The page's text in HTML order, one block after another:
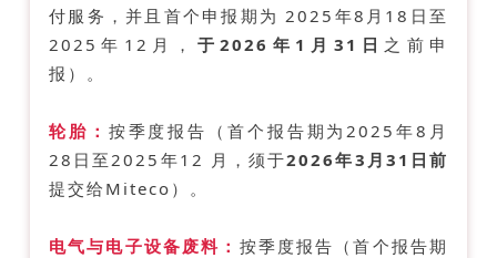
付服务，并且首个申报期为 2025年8月18日至
2025年12月， 于2026年1月31日 之前申
报）。
轮胎 ： 按季度报告（首个报告期为2025年8月
28日至2025年12 月，须于2026年3月31日前
提交给Miteco）。
电气与电子设备废料： 按季度报告（首个报告期